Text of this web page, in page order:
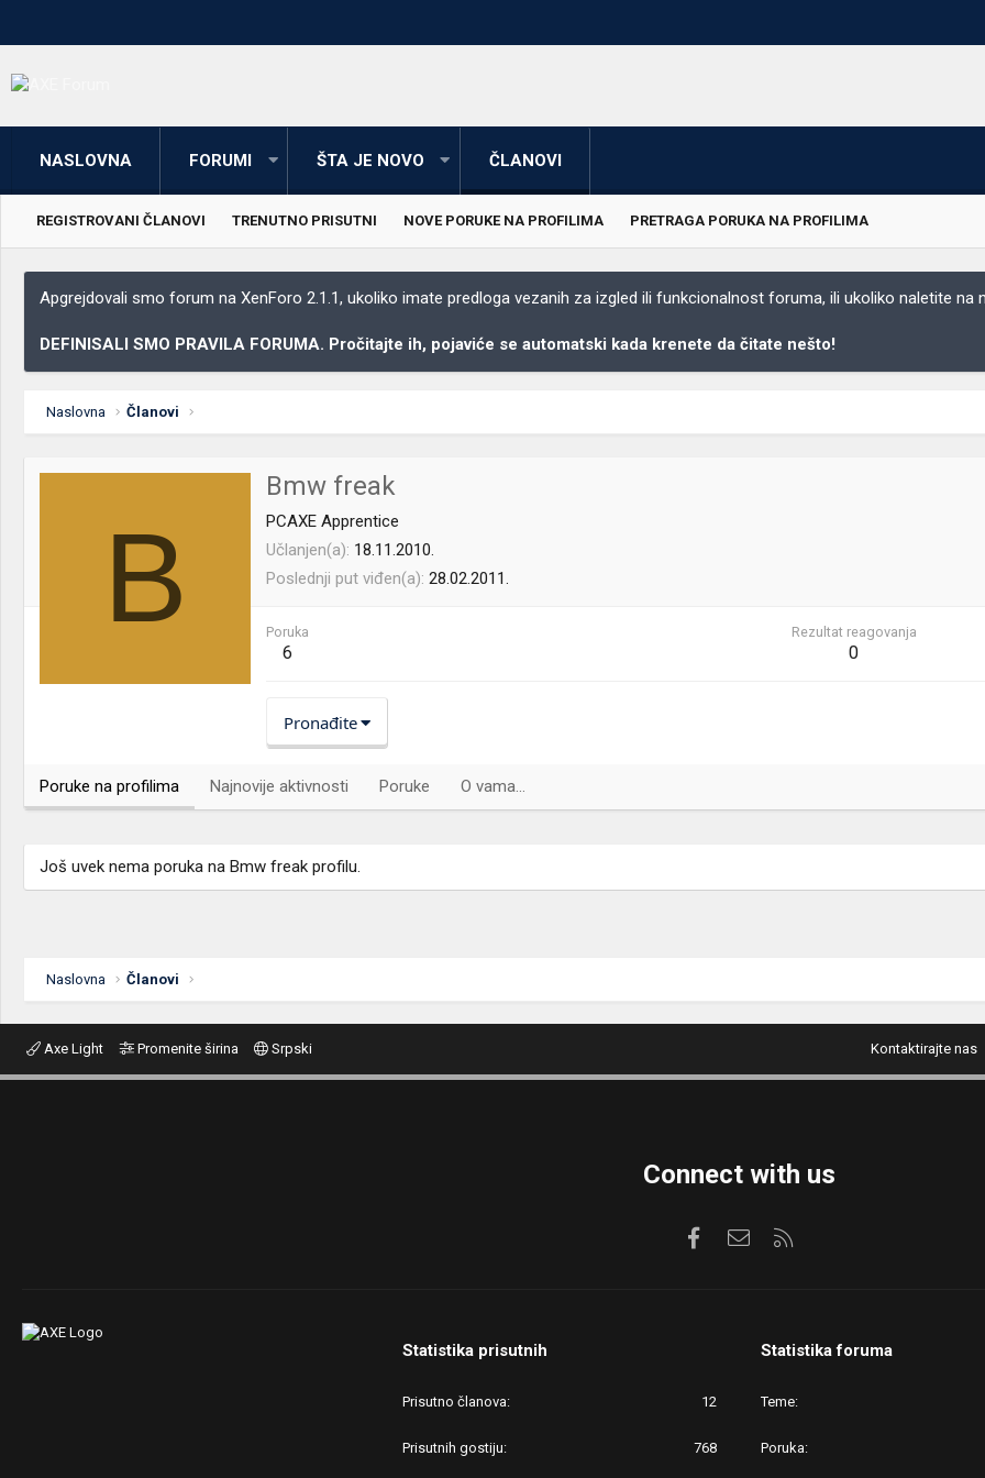
NASLOVNA FORUMI ŠTA JE NOVO ČLANOVI
REGISTROVANI ČLANOVI TRENUTNO PRISUTNI NOVE PORUKE NA PROFILIMA PRETRAGA PORUKA NA PROFILIMA
Apgrejdovali smo forum na XenForo 2.1.1, ukoliko imate predloga vezanih za izgled ili funkcionalnost foruma, ili ukoliko naletite na
DEFINISALI SMO PRAVILA FORUMA. Pročitajte ih, pojaviće se automatski kada krenete da čitate nešto!
Naslovna Članovi
B
Bmw freak
PCAXE Apprentice
Učlanjen(a) 18.11.2010.
Poslednji put viđen(a) 28.02.2011.
Poruka
6
Rezultat reagovanja
0
Pronađite
Poruke na profilima Najnovije aktivnosti Poruke O vama...
Još uvek nema poruka na Bmw freak profilu.
Naslovna Članovi
Axe Light Promenite širina Srpski Kontaktirajte nas
Connect with us
FacebookKontaktirajte nas
Statistika prisutnih
Prisutno članova 12
Prisutnih gostiju 768
Statistika foruma
Teme
Poruka